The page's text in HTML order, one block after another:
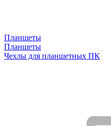
Планшеты
Планшеты
Чехлы для планшетных ПК